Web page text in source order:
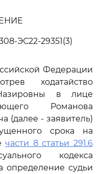
ЭС22-29351(3)
Федерации
ходатайство
в лице
Романова
(далее - заявитель)
срока на
части 8 статьи 291.6
кодекса
определение судьи